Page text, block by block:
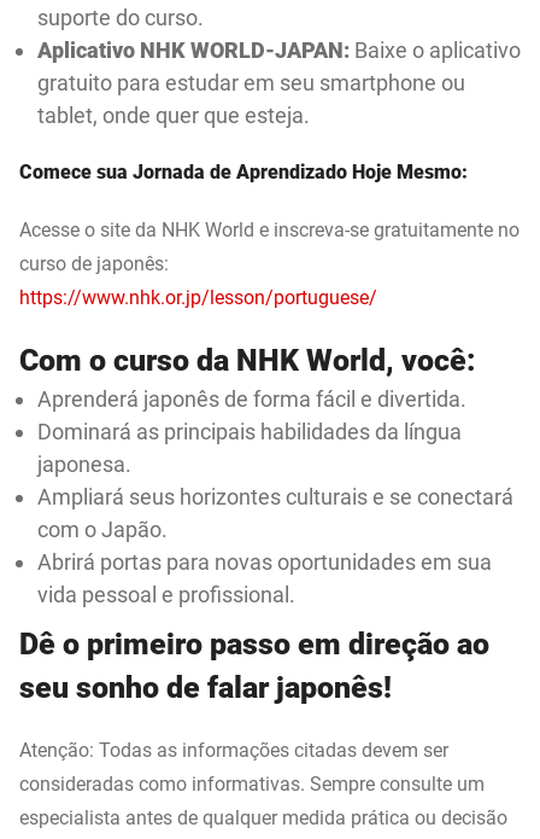
suporte do curso.
Aplicativo NHK WORLD-JAPAN: Baixe o aplicativo
gratuito para estudar em seu smartphone ou
tablet, onde quer que esteja.
Comece sua Jornada de Aprendizado Hoje Mesmo:
Acesse o site da NHK World e inscreva-se gratuitamente no
curso de japonês:
https://www.nhk.or.jp/lesson/portuguese/
Com o curso da NHK World, você:
Aprenderá japonês de forma fácil e divertida.
Dominará as principais habilidades da língua
japonesa.
Ampliará seus horizontes culturais e se conectará
com o Japão.
Abrirá portas para novas oportunidades em sua
vida pessoal e profissional.
Dê o primeiro passo em direção ao
seu sonho de falar japonês!
Atenção: Todas as informações citadas devem ser
consideradas como informativas. Sempre consulte um
especialista antes de qualquer medida prática ou decisão